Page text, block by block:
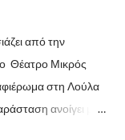
από την
Θέατρο Μικρός
στη Λούλα
ανοίγει με